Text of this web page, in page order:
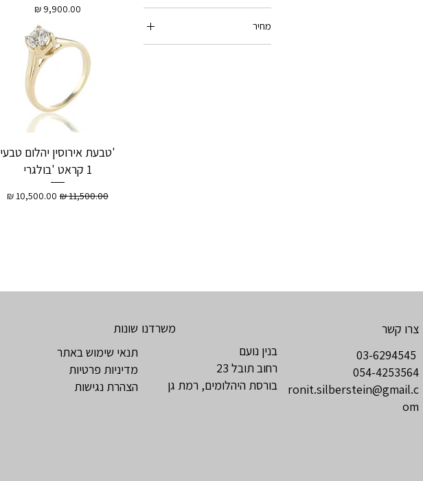
מחיר
מחיר
'טבעת אירוסין יהלום טבעי
1 קראט 'בולגרי
מחיר רגיל‏11,500.00 ‏₪ מחיר מבצע
שונות
תנאי שימוש באתר
מדיניות פרטיות
הצהרת נגישות
משרדנו
בנין נועם
רחוב תובל 23
בורסת היהלומים, רמת גן
צרו קשר
054-4253564
ronit.silberstein@gmail.c
om